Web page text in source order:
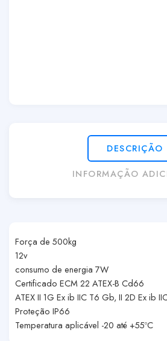
DESCRIÇÃO
INFORMAÇÃO
Força de 500kg
12v
consumo de energia 7W
Certificado ECM 22 ATEX-B Cd66
ATEX II 1G Ex ib IIC T6 Gb, II 2D Ex ib
Proteção IP66
Temperatura aplicável -20 até +55ºC